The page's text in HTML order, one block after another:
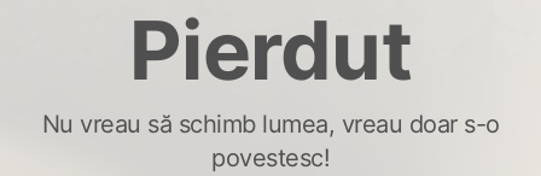
Pierdut
Nu vreau să schimb lumea, vreau doar s-o
povestesc!